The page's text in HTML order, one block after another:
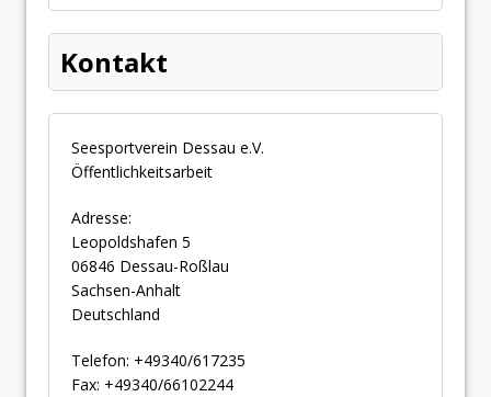
Kontakt
Seesportverein Dessau e.V.
Öffentlichkeitsarbeit
Adresse:
Leopoldshafen 5
06846 Dessau-Roßlau
Sachsen-Anhalt
Deutschland
Telefon: +49340/617235
Fax: +49340/66102244